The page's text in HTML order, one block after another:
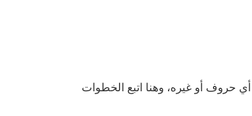
حروف أو غيره، وهنا اتبع الخطوات